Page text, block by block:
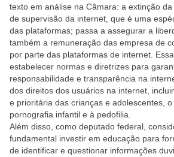
texto em análise na Câmara: a extinção
de supervisão da internet, que é uma
das plataformas; passa a assegurar a
também a remuneração das empresa de
por parte das plataformas de internet.
estabelecer normas e diretrizes para
responsabilidade e transparência na
dos direitos dos usuários na internet,
e prioritária das crianças e adolescentes,
pornografia infantil e à pedofilia.
Além disso, como deputado federal,
fundamental investir em educação para
de identificar e questionar informações